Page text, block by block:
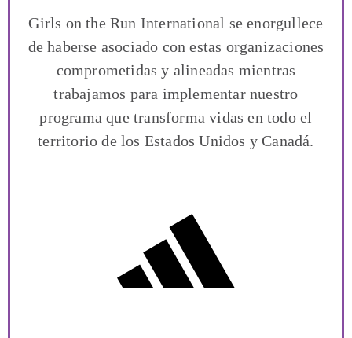
Girls on the Run International se enorgullece
de haberse asociado con estas organizaciones
comprometidas y alineadas mientras
trabajamos para implementar nuestro
programa que transforma vidas en todo el
territorio de los Estados Unidos y Canadá.